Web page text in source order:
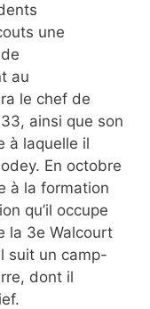
une
au
le chef de
ainsi que son
à laquelle il
En octobre
à la formation
qu’il occupe
la 3e Walcourt
suit un camp-
dont il